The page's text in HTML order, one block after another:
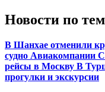
Новости по
В Шанхае отменили
судно Авиакомпании
рейсы в Москву В
прогулки и экскурсии